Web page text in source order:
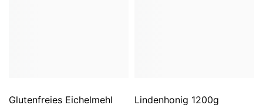
Glutenfreies Eichelmehl Lindenhonig 1200g